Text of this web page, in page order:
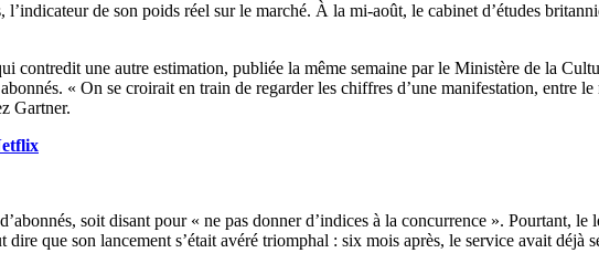
de son poids réel sur le marché. À la mi-août, le cabinet d’études
contredit une autre estimation, publiée la même semaine par le Ministère de la
« On se croirait en train de regarder les chiffres d’une manifestation, entre
Gartner.
soit disant pour « ne pas donner d’indices à la concurrence ». Pourtant,
que son lancement s’était avéré triomphal : six mois après, le service avait déjà